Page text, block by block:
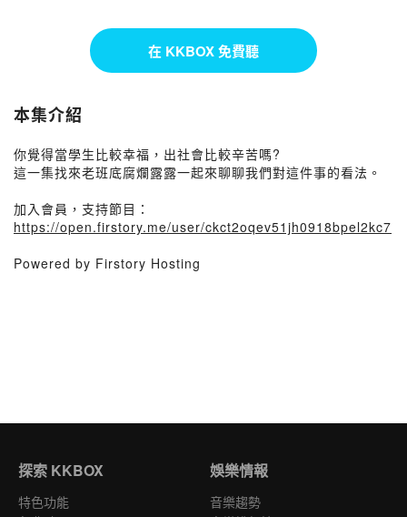
在 KKBOX 免費聽
本集介紹
你覺得當學生比較幸福，出社會比較辛苦嗎?
這一集找來老班底腐爛露露一起來聊聊我們對這件事的看法。
加入會員，支持節目：
https://open.firstory.me/user/ckct2oqev51jh0918bpel2kc7
Powered by Firstory Hosting
探索 KKBOX
特色功能
娛樂情報
音樂趨勢